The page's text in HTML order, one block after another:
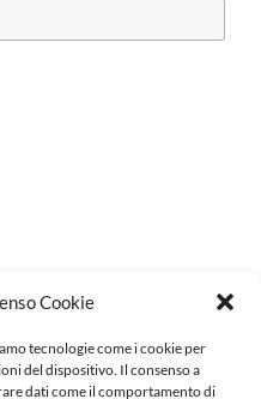
Cookie
tecnologie come i cookie per
del dispositivo. Il consenso a
dati come il comportamento di